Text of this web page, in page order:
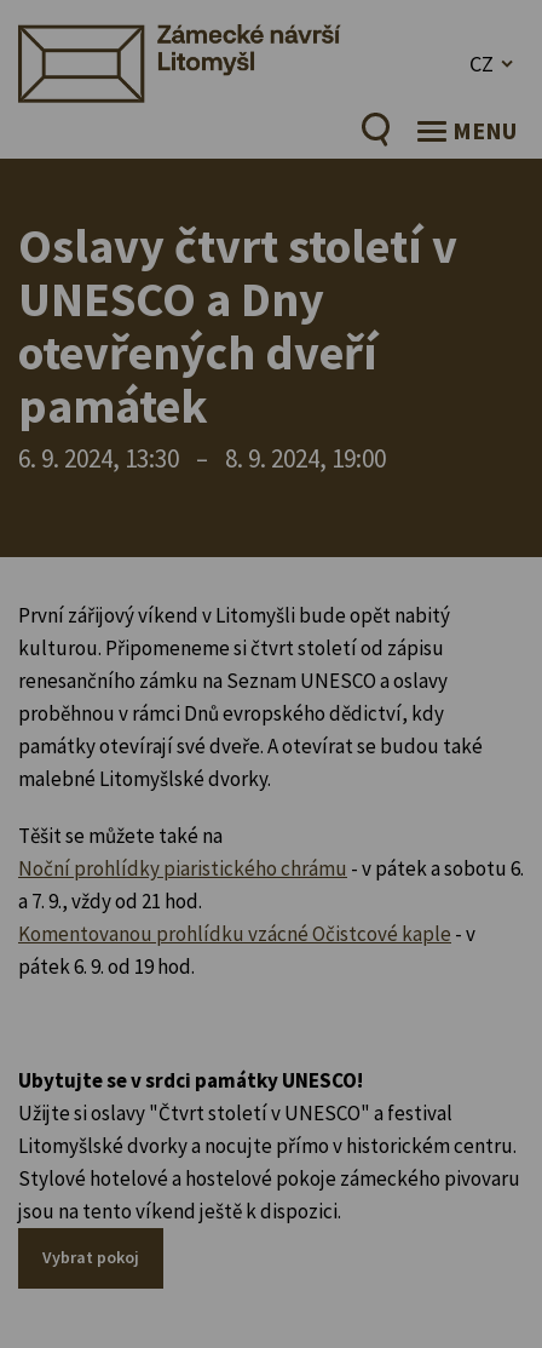
CZ
MENU
Oslavy čtvrt století v
UNESCO a Dny
otevřených dveří
památek
6. 9. 2024, 13:30 – 8. 9. 2024, 19:00
První zářijový víkend v Litomyšli bude opět nabitý
kulturou. Připomeneme si čtvrt století od zápisu
renesančního zámku na Seznam UNESCO a oslavy
proběhnou v rámci Dnů evropského dědictví, kdy
památky otevírají své dveře. A otevírat se budou také
malebné Litomyšlské dvorky.
Těšit se můžete také na
Noční prohlídky piaristického chrámu - v pátek a sobotu 6.
a 7. 9., vždy od 21 hod.
Komentovanou prohlídku vzácné Očistcové kaple - v
pátek 6. 9. od 19 hod.
Ubytujte se v srdci památky UNESCO!
Užijte si oslavy "Čtvrt století v UNESCO" a festival
Litomyšlské dvorky a nocujte přímo v historickém centru.
Stylové hotelové a hostelové pokoje zámeckého pivovaru
jsou na tento víkend ještě k dispozici.
Vybrat pokoj